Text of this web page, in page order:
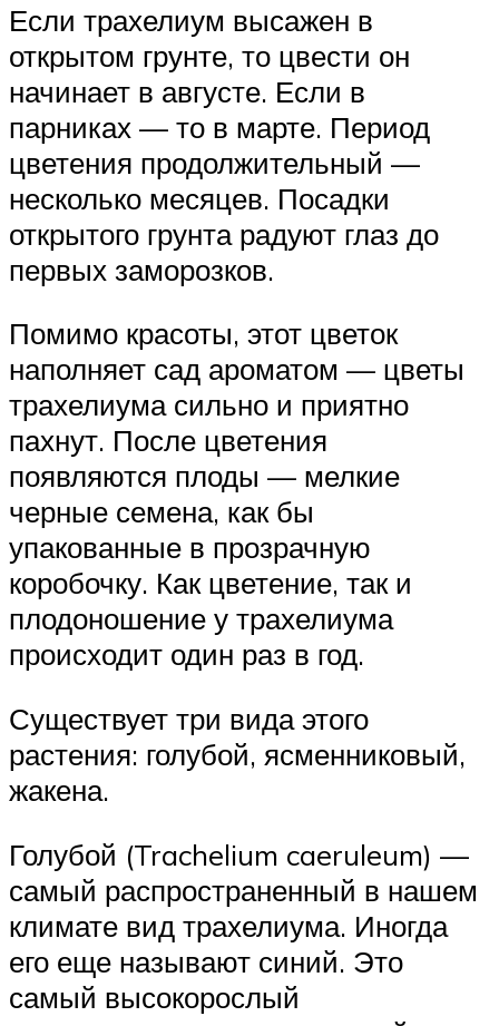
Если трахелиум высажен в
открытом грунте, то цвести он
начинает в августе. Если в
парниках — то в марте. Период
цветения продолжительный —
несколько месяцев. Посадки
открытого грунта радуют глаз до
первых заморозков.
Помимо красоты, этот цветок
наполняет сад ароматом — цветы
трахелиума сильно и приятно
пахнут. После цветения
появляются плоды — мелкие
черные семена, как бы
упакованные в прозрачную
коробочку. Как цветение, так и
плодоношение у трахелиума
происходит один раз в год.
Существует три вида этого
растения: голубой, ясменниковый,
жакена.
Голубой (Trachelium caeruleum) —
самый распространенный в нашем
климате вид трахелиума. Иногда
его еще называют синий. Это
самый высокорослый